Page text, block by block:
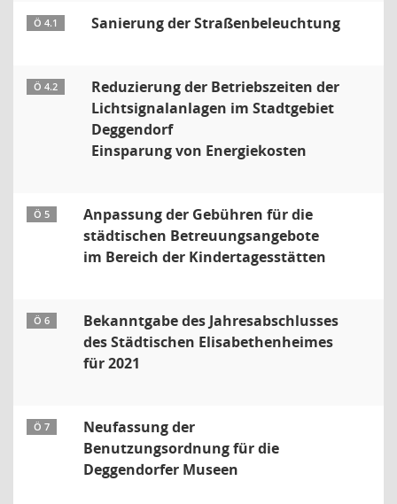
Ö 4.1 Sanierung der Straßenbeleuchtung
Ö 4.2
Reduzierung der Betriebszeiten der
Lichtsignalanlagen im Stadtgebiet
Deggendorf
Einsparung von Energiekosten
Ö 5
Anpassung der Gebühren für die
städtischen Betreuungsangebote
im Bereich der Kindertagesstätten
Ö 6
Bekanntgabe des Jahresabschlusses
des Städtischen Elisabethenheimes
für 2021
Ö 7
Neufassung der
Benutzungsordnung für die
Deggendorfer Museen